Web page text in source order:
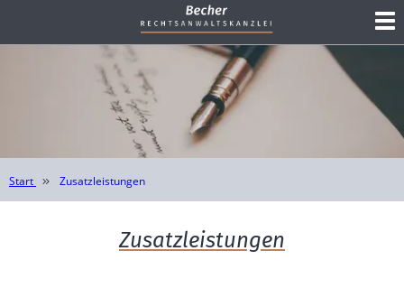
Start Zusatzleistungen
Zusatzleistungen